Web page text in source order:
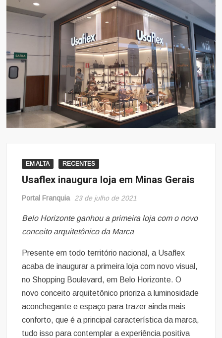
EM ALTA RECENTES
Usaflex inaugura loja em Minas Gerais
Portal Franquia 23 de julho de 2021
Belo Horizonte ganhou a primeira loja com o novo
conceito arquitetônico da Marca
Presente em todo território nacional, a Usaflex
acaba de inaugurar a primeira loja com novo visual,
no Shopping Boulevard, em Belo Horizonte. O
novo conceito arquitetônico prioriza a luminosidade
aconchegante e espaço para trazer ainda mais
conforto, que é a principal característica da marca,
tudo isso para contemplar a experiência positiva